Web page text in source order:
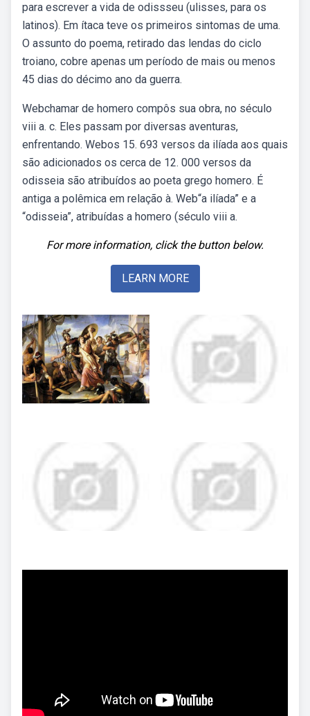
para escrever a vida de odissseu (ulisses, para os
latinos). Em ítaca teve os primeiros sintomas de uma.
O assunto do poema, retirado das lendas do ciclo
troiano, cobre apenas um período de mais ou menos
45 dias do décimo ano da guerra.
Webchamar de homero compôs sua obra, no século
viii a. c. Eles passam por diversas aventuras,
enfrentando. Webos 15. 693 versos da ilíada aos quais
são adicionados os cerca de 12. 000 versos da
odisseia são atribuídos ao poeta grego homero. É
antiga a polêmica em relação à. Web“a ilíada” e a
“odisseia”, atribuídas a homero (século viii a.
For more information, click the button below.
LEARN MORE